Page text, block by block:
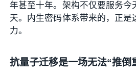
年甚至十年。架构不仅要服务今
天。内生密码体系带来的，正是
力。
抗量子迁移是一场无法“推倒